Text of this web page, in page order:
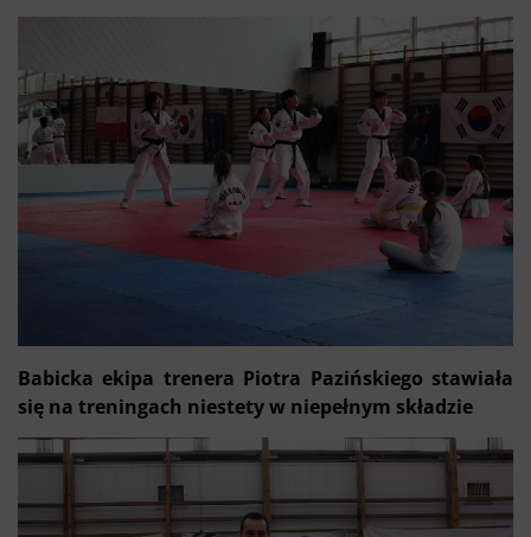
Babicka ekipa trenera Piotra Pazińskiego stawiała
się na treningach niestety w niepełnym składzie